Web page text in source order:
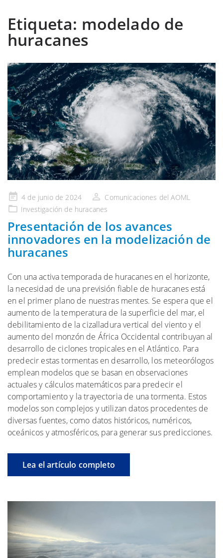
Etiqueta: modelado de
huracanes
Publicado
en
4 de junio de 2024
Comunicaciones del AOML
Investigación de huracanes
Presentación de los avances
innovadores en la modelización de
huracanes
Con una activa temporada de huracanes en el horizonte,
la necesidad de una previsión fiable de huracanes está
en el primer plano de nuestras mentes. Se espera que el
aumento de la temperatura de la superficie del mar, el
debilitamiento de la cizalladura vertical del viento y el
aumento del monzón de África Occidental contribuyan al
desarrollo de ciclones tropicales en el Atlántico. Para
predecir estas tormentas en desarrollo, los meteorólogos
emplean modelos que se basan en observaciones
actuales y cálculos matemáticos para predecir el
comportamiento y la trayectoria de una tormenta. Estos
modelos son complejos y utilizan datos procedentes de
diversas fuentes, como datos históricos, numéricos,
oceánicos y atmosféricos, para generar sus predicciones.
Lea el artículo completo